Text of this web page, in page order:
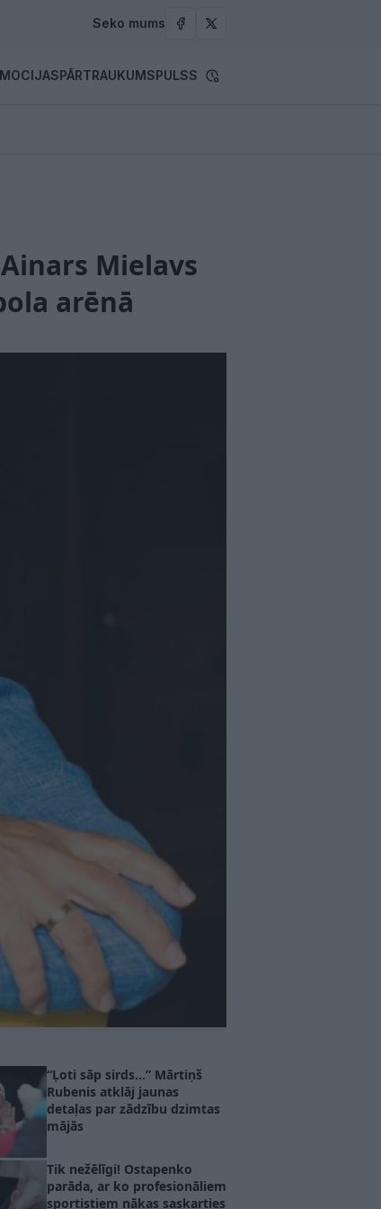
Seko mums
PĀRTRAUKUMSPULSS
Mielavs
arēnā
“Ļoti sāp sirds…” Mārtiņš
Rubenis atklāj jaunas
detaļas par zādzību dzimtas
mājās
Tik nežēlīgi! Ostapenko
parāda, ar ko profesionāliem
sportistiem nākas saskarties